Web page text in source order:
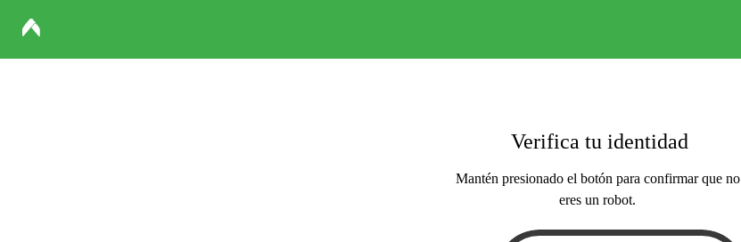
Verifica tu identidad
Mantén presionado el botón para confirmar que no
eres un robot.